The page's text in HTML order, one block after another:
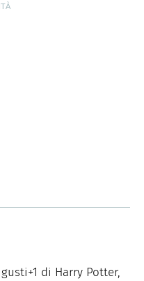
di Harry Potter,